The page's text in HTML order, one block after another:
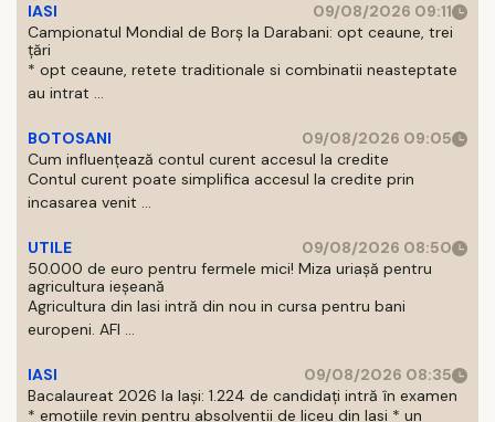
IASI
09/08/2026 09:11
Campionatul Mondial de Borș la Darabani: opt ceaune, trei
țări
* opt ceaune, retete traditionale si combinatii neasteptate
au intrat ...
BOTOSANI
09/08/2026 09:05
Cum influențează contul curent accesul la credite
Contul curent poate simplifica accesul la credite prin
incasarea venit ...
UTILE
09/08/2026 08:50
50.000 de euro pentru fermele mici! Miza uriașă pentru
agricultura ieșeană
Agricultura din Iasi intră din nou in cursa pentru bani
europeni. AFI ...
IASI
09/08/2026 08:35
Bacalaureat 2026 la Iași: 1.224 de candidați intră în examen
* emotiile revin pentru absolventii de liceu din Iasi * un